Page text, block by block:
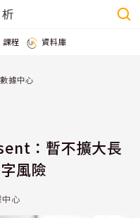
課程 資料庫
據中心
：暫不擴大長
風險
心